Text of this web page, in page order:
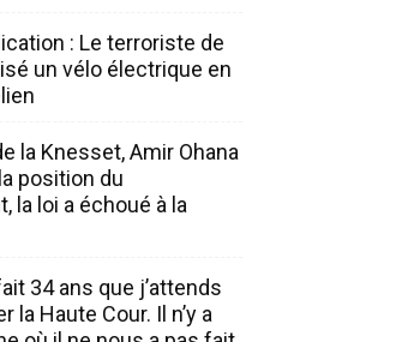
: Le terroriste de
un vélo électrique en
la Knesset, Amir Ohana
position du
la loi a échoué à la
34 ans que j’attends
la Haute Cour. Il n’y a